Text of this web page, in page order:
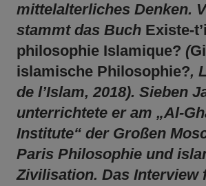
mittelalterliches Denken.
stammt das Buch Existe-
philosophie Islamique? (
islamische Philosophie?,
de l’Islam, 2018). Sieben
unterrichtete er am „Al-
Institute“ der Großen
Paris Philosophie und
Zivilisation. Das Interview